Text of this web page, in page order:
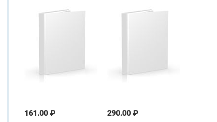
161.00 ₽ 290.00 ₽